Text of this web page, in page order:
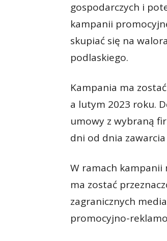
gospodarczych i
kampanii
skupiać się na
podlaskiego.
Kampania ma
a lutym 2023 roku.
umowy z wybraną
dni od dnia
W ramach kampanii
ma zostać
zagranicznych
promocyjno-